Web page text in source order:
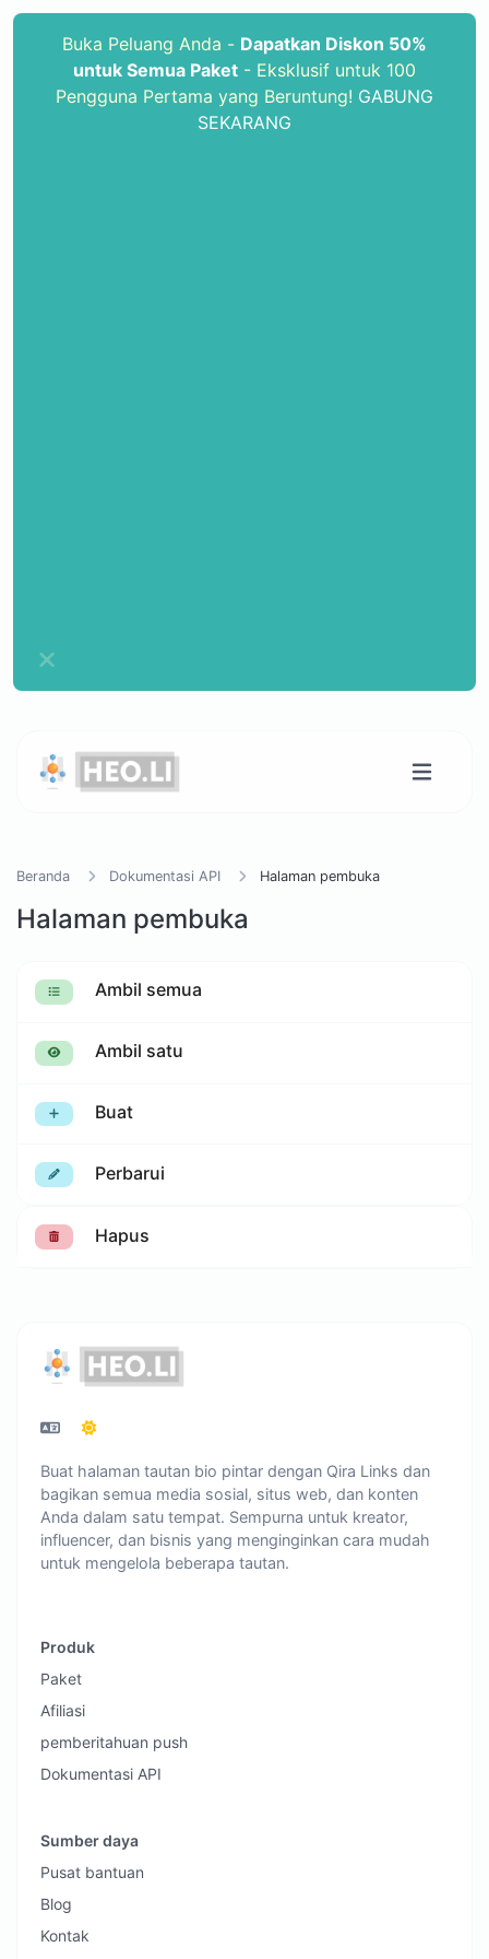
Buka Peluang Anda - Dapatkan Diskon 50%
untuk Semua Paket - Eksklusif untuk 100
Pengguna Pertama yang Beruntung! GABUNG
SEKARANG
Beranda Dokumentasi API Halaman pembuka
Halaman pembuka
Ambil semua
Ambil satu
Buat
Perbarui
Hapus
Buat halaman tautan bio pintar dengan Qira Links dan
bagikan semua media sosial, situs web, dan konten
Anda dalam satu tempat. Sempurna untuk kreator,
influencer, dan bisnis yang menginginkan cara mudah
untuk mengelola beberapa tautan.
Produk
Paket
Afiliasi
pemberitahuan push
Dokumentasi API
Sumber daya
Pusat bantuan
Blog
Kontak